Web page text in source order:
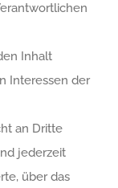
Inhalt
Interessen der
an Dritte
jederzeit
über das